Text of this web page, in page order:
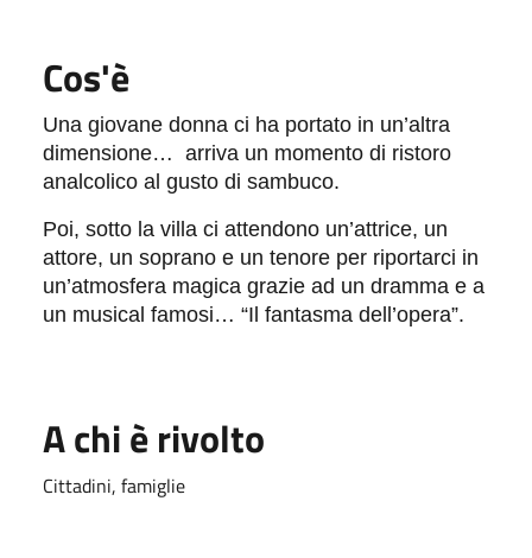
Cos'è
Una giovane donna ci ha portato in un’altra
dimensione… arriva un momento di ristoro
analcolico al gusto di sambuco.
Poi, sotto la villa ci attendono un’attrice, un
attore, un soprano e un tenore per riportarci in
un’atmosfera magica grazie ad un dramma e a
un musical famosi… “Il fantasma dell’opera”.
A chi è rivolto
Cittadini, famiglie